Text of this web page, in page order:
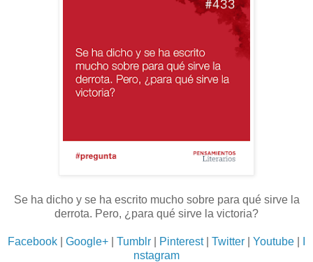
Se ha dicho y se ha escrito mucho sobre para qué sirve la
derrota. Pero, ¿para qué sirve la victoria?
Facebook Google+ Tumblr Pinterest| Twitter Youtube
nstagram